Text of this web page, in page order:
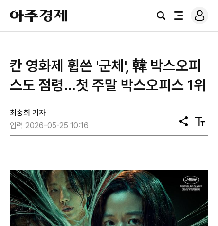
아
주
경
검
전
로
그
칸 영화제 휩쓴 '군체', 韓 박스오피
스도 점령…첫 주말 박스오피스 1위
최송희 기자
입력 2026-05-25 10:16
공
유
텍
스